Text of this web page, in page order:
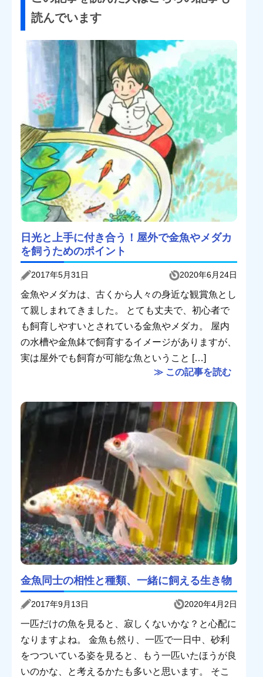
読んでいます
日光と上手に付き合う！屋外で金魚やメダカ
を飼うためのポイント
2017年5月31日 2020年6月24日
金魚やメダカは、古くから人々の身近な観賞魚とし
て親しまれてきました。 とても丈夫で、初心者で
も飼育しやすいとされている金魚やメダカ。 屋内
の水槽や金魚鉢で飼育するイメージがありますが、
実は屋外でも飼育が可能な魚ということ […]
≫ この記事を読む
金魚同士の相性と種類、一緒に飼える生き物
2017年9月13日 2020年4月2日
一匹だけの魚を見ると、寂しくないかな？と心配に
なりますよね。 金魚も然り、一匹で一日中、砂利
をつついている姿を見ると、もう一匹いたほうが良
いのかな、と考えるかたも多いと思います。 そこ